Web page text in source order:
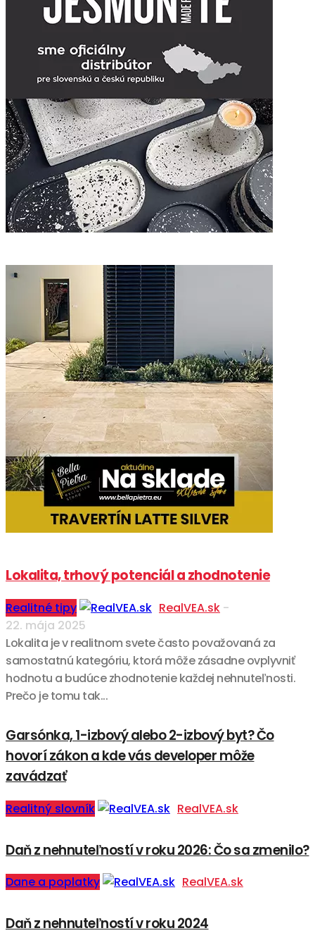
Lokalita, trhový potenciál a zhodnotenie
Realitné tipy RealVEA.sk -
22. mája 2025
Lokalita je v realitnom svete často považovaná za
samostatnú kategóriu, ktorá môže zásadne ovplyvniť
hodnotu a budúce zhodnotenie každej nehnuteľnosti.
Prečo je tomu tak...
Garsónka, 1-izbový alebo 2-izbový byt? Čo
hovorí zákon a kde vás developer môže
zavádzať
Realitný slovník RealVEA.sk
Daň z nehnuteľností v roku 2026: Čo sa zmenilo?
Dane a poplatky RealVEA.sk
Daň z nehnuteľností v roku 2024